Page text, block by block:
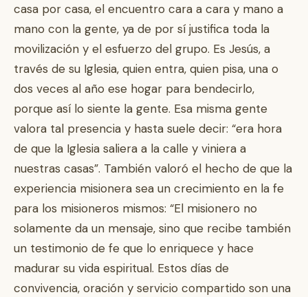
casa por casa, el encuentro cara a cara y mano a
mano con la gente, ya de por sí justifica toda la
movilización y el esfuerzo del grupo. Es Jesús, a
través de su Iglesia, quien entra, quien pisa, una o
dos veces al año ese hogar para bendecirlo,
porque así lo siente la gente. Esa misma gente
valora tal presencia y hasta suele decir: “era hora
de que la Iglesia saliera a la calle y viniera a
nuestras casas”. También valoró el hecho de que la
experiencia misionera sea un crecimiento en la fe
para los misioneros mismos: “El misionero no
solamente da un mensaje, sino que recibe también
un testimonio de fe que lo enriquece y hace
madurar su vida espiritual. Estos días de
convivencia, oración y servicio compartido son una